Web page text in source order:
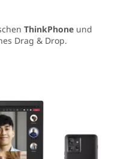
ThinkPhone und
Drag & Drop.